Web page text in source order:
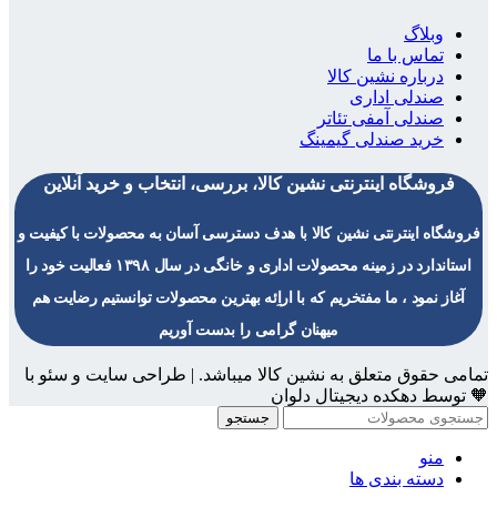
وبلاگ
تماس با ما
درباره نشین کالا
صندلی اداری
صندلی آمفی تئاتر
خرید صندلی گیمینگ
فروشگاه اینترنتی نشین کالا، بررسی، انتخاب و خرید آنلاین
فروشگاه اینترنتی نشین کالا با هدف دسترسی آسان به محصولات با کیفیت و
استاندارد در زمینه محصولات اداری و خانگی در سال ۱۳۹۸ فعالیت خود را
آغاز نمود ، ما مفتخریم که با اراِئه بهترین محصولات توانستیم رضایت هم
میهنان گرامی را بدست آوریم
تمامی حقوق متعلق به نشین کالا میباشد. | طراحی سایت و سئو با
🧡 توسط دهکده دیجیتال دلوان
جستجو
منو
دسته بندی ها